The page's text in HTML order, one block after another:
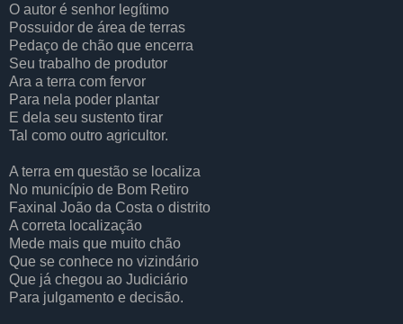
O autor é senhor legítimo
Possuidor de área de terras
Pedaço de chão que encerra
Seu trabalho de produtor
Ara a terra com fervor
Para nela poder plantar
E dela seu sustento tirar
Tal como outro agricultor.
A terra em questão se localiza
No município de Bom Retiro
Faxinal João da Costa o distrito
A correta localização
Mede mais que muito chão
Que se conhece no vizindário
Que já chegou ao Judiciário
Para julgamento e decisão.